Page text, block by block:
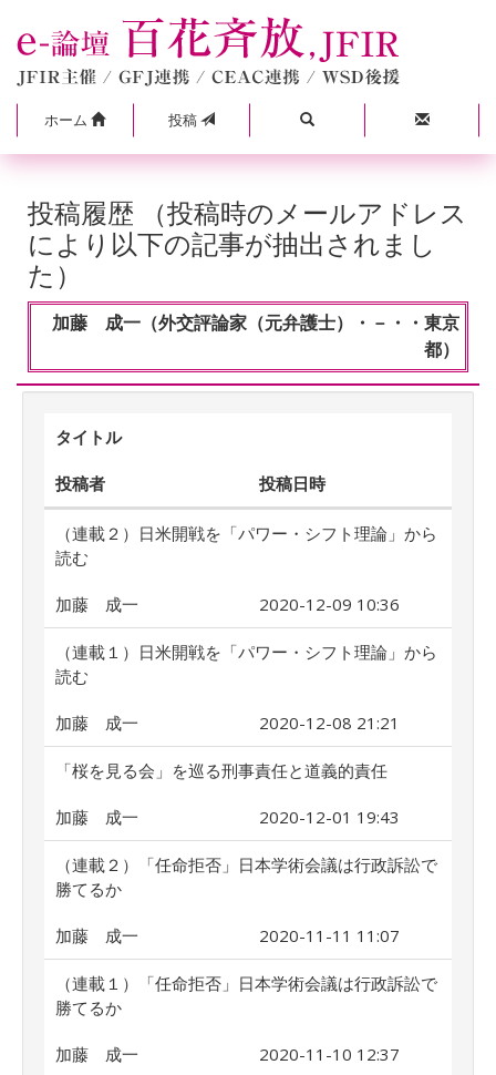
ホーム 投稿
投稿履歴 （投稿時のメールアドレス
により以下の記事が抽出されまし
た）
加藤 成一（外交評論家（元弁護士）・－・・東京
都）
タイトル
投稿者 投稿日時
（連載２）日米開戦を「パワー・シフト理論」から
読む
加藤 成一 2020-12-09 10:36
（連載１）日米開戦を「パワー・シフト理論」から
読む
加藤 成一 2020-12-08 21:21
「桜を見る会」を巡る刑事責任と道義的責任
加藤 成一 2020-12-01 19:43
（連載２）「任命拒否」日本学術会議は行政訴訟で
勝てるか
加藤 成一 2020-11-11 11:07
（連載１）「任命拒否」日本学術会議は行政訴訟で
勝てるか
加藤 成一 2020-11-10 12:37